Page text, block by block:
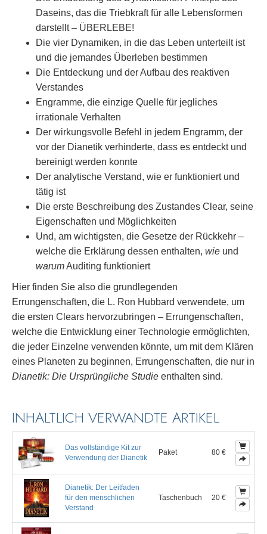
Daseins, das die Triebkraft für alle Lebensformen
darstellt – ÜBERLEBE!
Die vier Dynamiken, in die das Leben unterteilt ist
und die jemandes Überleben bestimmen
Die Entdeckung und der Aufbau des reaktiven
Verstandes
Engramme, die einzige Quelle für jegliches
irrationale Verhalten
Der wirkungsvolle Befehl in jedem Engramm, der
vor der Dianetik verhinderte, dass es entdeckt und
bereinigt werden konnte
Der analytische Verstand, wie er funktioniert und
tätig ist
Die erste Beschreibung des Zustandes Clear, seine
Eigenschaften und Möglichkeiten
Und, am wichtigsten, die Gesetze der Rückkehr –
welche die Erklärung dessen enthalten, wie und
warumAuditing funktioniert
Hier finden Sie also die grundlegenden
Errungenschaften, die L. Ron Hubbard verwendete, um
die ersten Clears hervorzubringen – Errungenschaften,
welche die Entwicklung einer Technologie ermöglichten,
die jeder Einzelne verwenden könnte, um mit dem Klären
eines Planeten zu beginnen, Errungenschaften, die nur in
Dianetik: Die Ursprüngliche Studie enthalten sind.
INHALTLICH VERWANDTE ARTIKEL
Das vollständige Kit zur
Verwendung der Dianetik
Paket 80 €
Dianetik: Der Leitfaden
für den menschlichen
Verstand
Taschenbuch 20 €